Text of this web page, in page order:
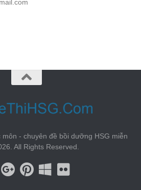
- chuyên đề bồi dưỡng HSG miễn
All Rights Reserved.